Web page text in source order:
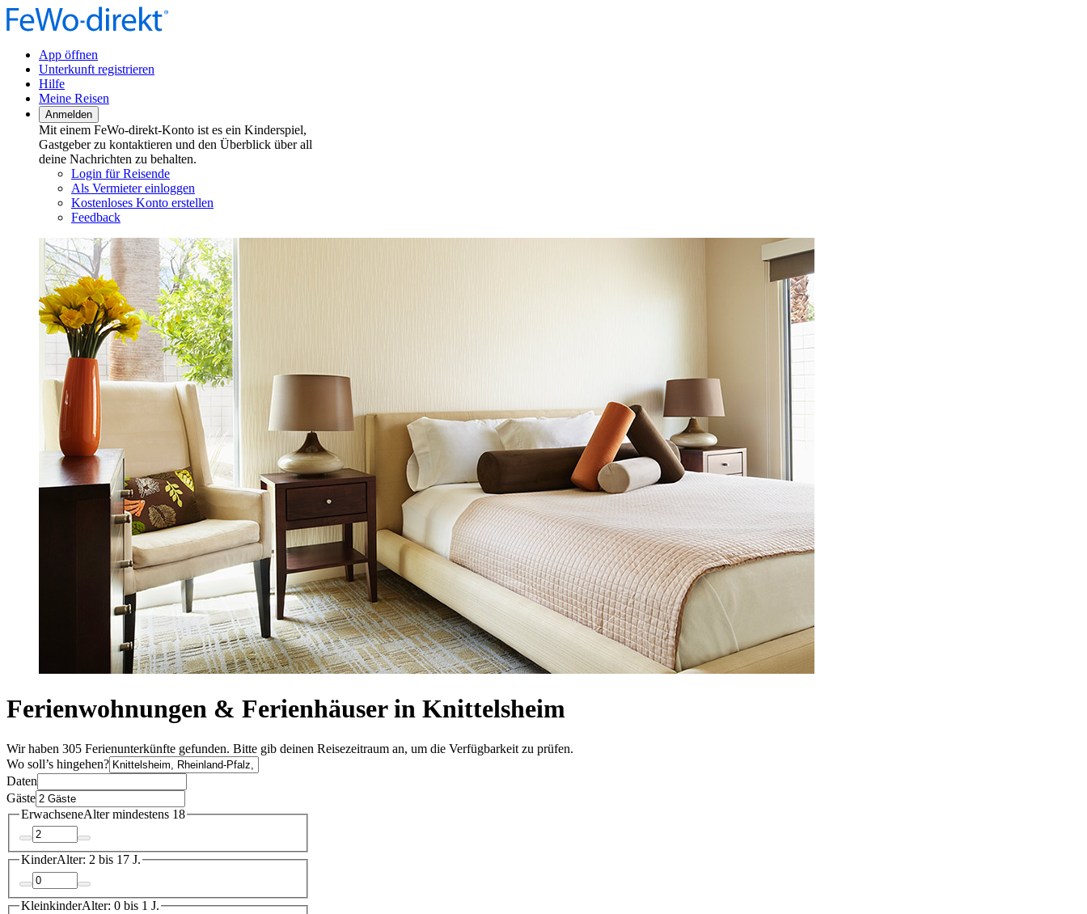
App öffnen
Unterkunft registrieren
Hilfe
Meine Reisen
Anmelden
Mit einem FeWo-direkt-Konto ist es ein Kinderspiel,
Gastgeber zu kontaktieren und den Überblick über all
deine Nachrichten zu behalten.
Login für Reisende
Als Vermieter einloggen
Kostenloses Konto erstellen
Feedback
Ferienwohnungen & Ferienhäuser in Knittelsheim
Wir haben 305 Ferienunterkünfte gefunden. Bitte gib deinen Reisezeitraum an, um die Verfügbarkeit zu prüfen.
Wo soll’s hingehen?
Daten
Gäste
ErwachseneAlter mindestens 18
KinderAlter: 2 bis 17 J.
KleinkinderAlter: 0 bis 1 J.